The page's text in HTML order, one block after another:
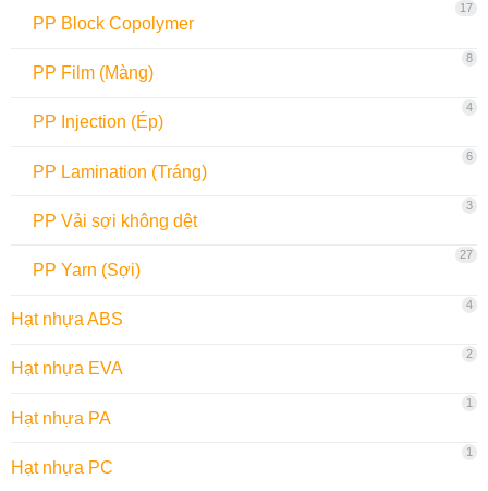
PP Block Copolymer
17
PP Film (Màng)
8
PP Injection (Ép)
4
PP Lamination (Tráng)
6
PP Vải sợi không dệt
3
PP Yarn (Sợi)
27
Hạt nhựa ABS
4
Hạt nhựa EVA
2
Hạt nhựa PA
1
Hạt nhựa PC
1